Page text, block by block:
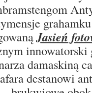
Jasień
innowatorski
damaskiną
destanowi